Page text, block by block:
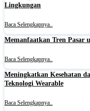
Lingkungan
Baca Selengkapnya..
Memanfaatkan Tren Pasar
Baca Selengkapnya..
Meningkatkan Kesehatan
Teknologi Wearable
Baca Selengkapnya..